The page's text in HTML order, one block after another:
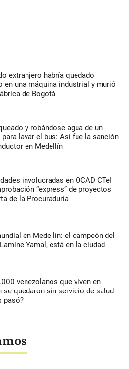
extranjero habría quedado
en una máquina industrial y murió
de Bogotá
y robándose agua de un
para lavar el bus: Así fue la sanción
en Medellín
involucradas en OCAD CTeI
“express” de proyectos
de la Procuraduría
en Medellín: el campeón del
Yamal, está en la ciudad
venezolanos que viven en
se quedaron sin servicio de salud
pasó?